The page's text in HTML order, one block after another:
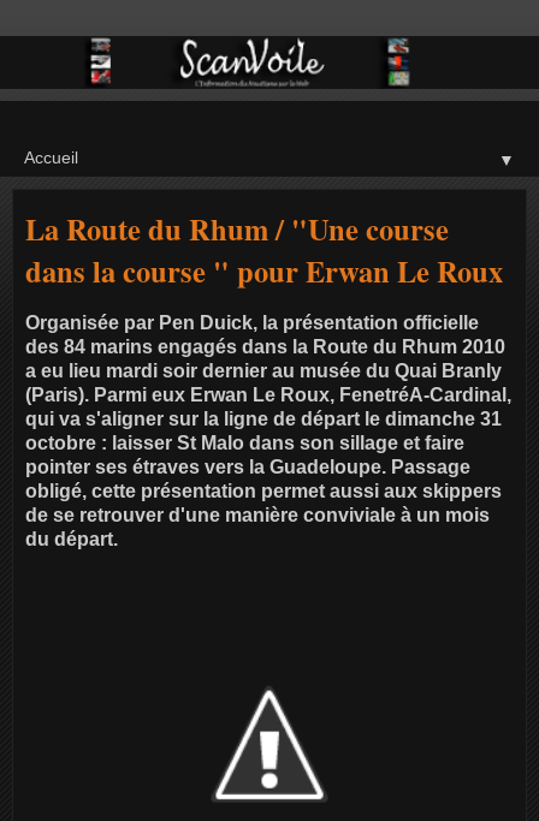
▼
La Route du Rhum / "Une course
dans la course " pour Erwan Le Roux
Organisée par Pen Duick, la présentation officielle
des 84 marins engagés dans la Route du Rhum 2010
a eu lieu mardi soir dernier au musée du Quai Branly
(Paris). Parmi eux Erwan Le Roux, FenetréA-Cardinal,
qui va s'aligner sur la ligne de départ le dimanche 31
octobre : laisser St Malo dans son sillage et faire
pointer ses étraves vers la Guadeloupe. Passage
obligé, cette présentation permet aussi aux skippers
de se retrouver d'une manière conviviale à un mois
du départ.